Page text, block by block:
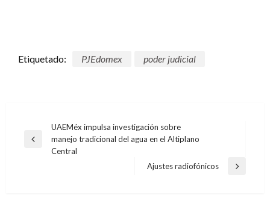
Etiquetado: PJEdomex poder judicial
Navegación
de
Entrada
UAEMéx impulsa investigación sobre
manejo tradicional del agua en el Altiplano
Central
Entrada
Ajustes radiofónicos